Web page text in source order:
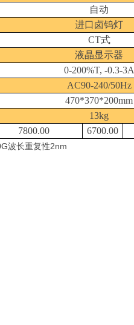
自动
进口卤钨灯
CT式
液晶显示器
0-200%T, -0.3-3A
AC90-240/50Hz
470*370*200mm
13kg
7800.00 6700.00